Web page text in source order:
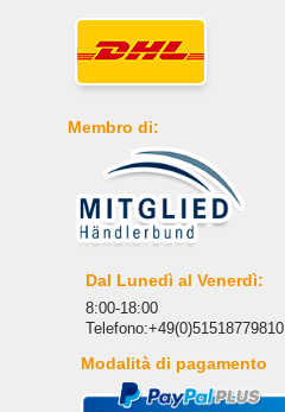
Membro di:
Dal Lunedì al Venerdì:
8:00-18:00
Telefono:+49(0)51518779810
Modalità di pagamento